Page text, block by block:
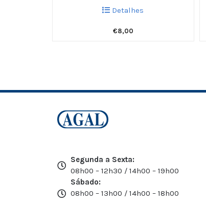
Detalhes
€8,00
Segunda a Sexta:
08h00 – 12h30 / 14h00 – 19h00
Sábado:
08h00 – 13h00 / 14h00 – 18h00